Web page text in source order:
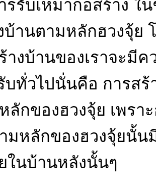
รรับเหมาก่อสร้าง ใ
บ้านตามหลักฮวงจุ้ย
างบ้านของเราจะมี
บทั่วไปนั่นคือ การสร้
ลักของฮวงจุ้ย เพรา
มหลักของฮวงจุ้ยนั้น
ในบ้านหลังนั้นๆ